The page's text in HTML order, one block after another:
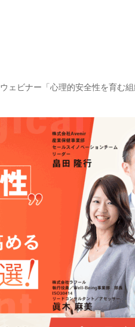
ェビナー「心理的安全性を育む